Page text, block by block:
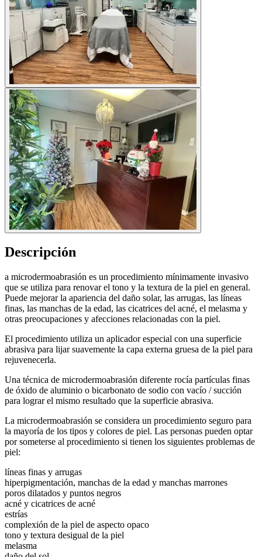
Descripción
a microdermoabrasión es un procedimiento mínimamente invasivo
que se utiliza para renovar el tono y la textura de la piel en general.
Puede mejorar la apariencia del daño solar, las arrugas, las líneas
finas, las manchas de la edad, las cicatrices del acné, el melasma y
otras preocupaciones y afecciones relacionadas con la piel.
El procedimiento utiliza un aplicador especial con una superficie
abrasiva para lijar suavemente la capa externa gruesa de la piel para
rejuvenecerla.
Una técnica de microdermoabrasión diferente rocía partículas finas
de óxido de aluminio o bicarbonato de sodio con vacío / succión
para lograr el mismo resultado que la superficie abrasiva.
La microdermoabrasión se considera un procedimiento seguro para
la mayoría de los tipos y colores de piel. Las personas pueden optar
por someterse al procedimiento si tienen los siguientes problemas de
piel:
líneas finas y arrugas
hiperpigmentación, manchas de la edad y manchas marrones
poros dilatados y puntos negros
acné y cicatrices de acné
estrías
complexión de la piel de aspecto opaco
tono y textura desigual de la piel
melasma